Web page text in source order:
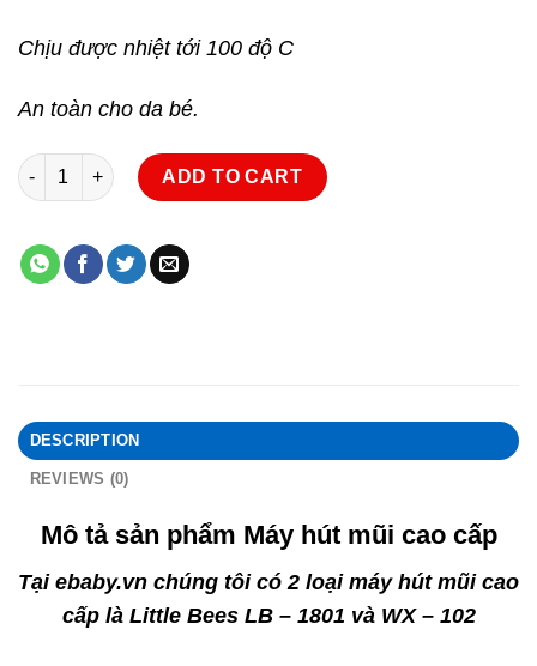
Chịu được nhiệt tới 100 độ C
An toàn cho da bé.
Máy hút mũi cho trẻ sơ sinh cao cấp quantity
ADD TO CART
DESCRIPTION
REVIEWS (0)
Mô tả sản phẩm Máy hút mũi cao cấp
Tại ebaby.vn chúng tôi có 2 loại máy hút mũi cao
cấp là Little Bees LB – 1801 và WX – 102